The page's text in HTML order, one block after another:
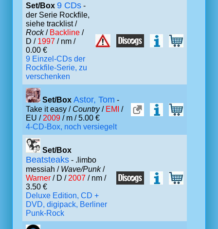
Set/Box 9 CDs -
der Serie Rockfile,
siehe tracklist /
Rock/ Backline /
D / 1997 / nm /
0.00 €
9 Einzel-CDs der
Rockfile-Serie, zu
verschenken
Set/Box Astor, Tom -
Take it easy / Country/ EMI /
EU / 2009 / m / 5.00 €
4-CD-Box, noch versiegelt
Set/Box
Beatsteaks - .limbo
messiah / Wave/Punk/
Warner / D / 2007 / nm /
3.50 €
Deluxe Edition, CD +
DVD, digipack, Berliner
Punk-Rock